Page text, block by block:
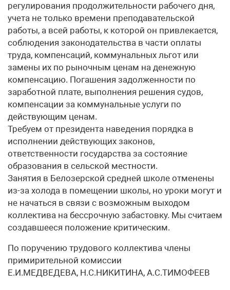
регулирования продолжительности рабочего дня,
учета не только времени преподавательской
работы, а всей работы, к которой он привлекается,
соблюдения законодательства в части оплаты
труда, компенсаций, коммунальных льгот или
замены их по рыночным ценам на денежную
компенсацию. Погашения задолженности по
заработной плате, выполнения решения судов,
компенсации за коммунальные услуги по
действующим ценам.
Требуем от президента наведения порядка в
исполнении действующих законов,
ответственности государства за состояние
образования в сельской местности.
Занятия в Белозерской средней школе отменены
из-за холода в помещении школы, но уроки могут и
не начаться в связи с возможным выходом
коллектива на бессрочную забастовку. Мы считаем
создавшееся положение критическим.
По поручению трудового коллектива члены
примирительной комиссии
Е.И.МЕДВЕДЕВА, Н.С.НИКИТИНА, А.С.ТИМОФЕЕВ